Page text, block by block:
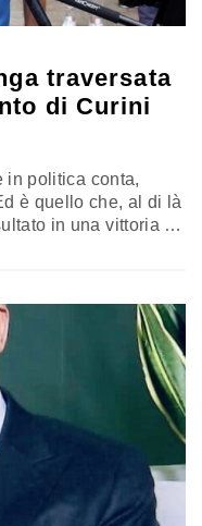
traversata
di Curini
in politica conta,
è quello che, al di là
in una vittoria o